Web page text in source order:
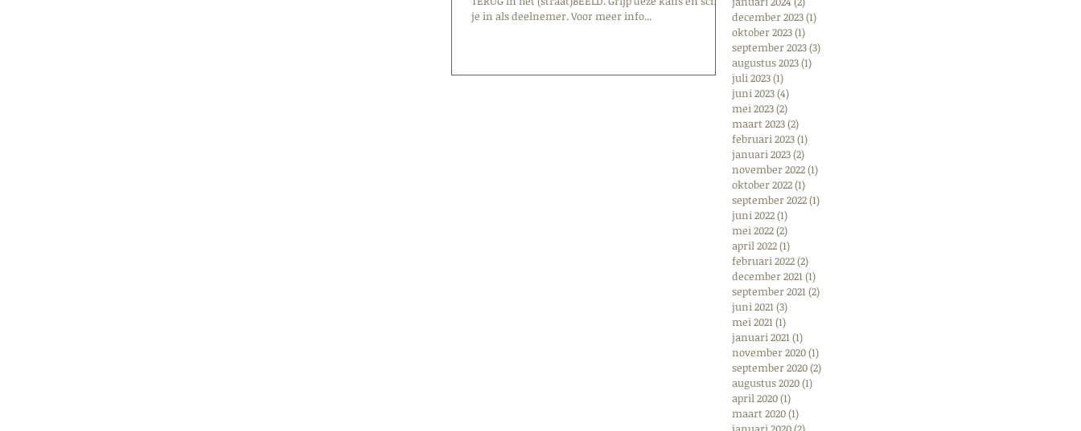
je in als deelnemer. Voor meer info...
december 2023(1)
oktober 2023(1)
september 2023(3)
augustus 2023(1)
juli 2023(1)
juni 2023(4)
mei 2023(2)
maart 2023(2)
februari 2023(1)
januari 2023(2)
november 2022(1)
oktober 2022(1)
september 2022(1)
juni 2022(1)
mei 2022(2)
april 2022(1)
februari 2022(2)
december 2021(1)
september 2021(2)
juni 2021(3)
mei 2021(1)
januari 2021(1)
november 2020(1)
september 2020(2)
augustus 2020(1)
april 2020(1)
maart 2020(1)